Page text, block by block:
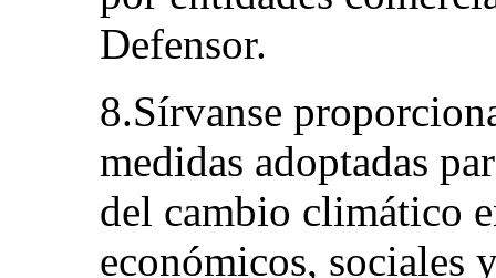
Defensor.
8.Sírvanse
medidas adoptadas
del cambio climático
económicos, sociales